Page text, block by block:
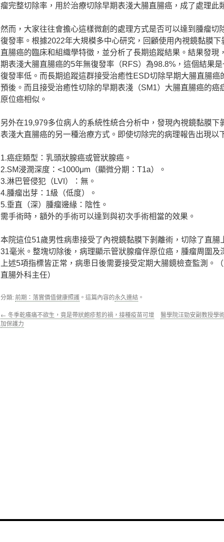
瘤完整切除率，用於治療切除早期表淺大腸直腸癌，成了處理此
然而，大家往往會擔心這樣微創的處理方式是否可以達到腫瘤切
復發率。根據2022年大規模多中心研究，回顧使用內視鏡黏膜
直腸癌的臨床和組織學特徵，並分析了長期追蹤結果。結果發現
期表淺大腸直腸癌的5年無復發率（RFS）為98.8%，這個結果
復發率低。而長期追蹤這群接受治癒性ESD切除早期大腸直腸癌
預後。而且接受治癒性切除的早期表淺（SM1）大腸直腸癌的癌
原位癌相似。
另外在19,979多位病人的系統性統合分析中，發現內視鏡黏膜下
表淺大直腸癌的另一種治療方式。即使切除完的病理報告出現以
1.癌症類型：乳頭狀腺癌或管狀腺癌。
2.SM浸潤深度：<1000μm（顯微分期：T1a）。
3.淋巴管侵犯（LVI）：無。
4.腫瘤出芽：1級（低度）。
5.垂直（深）腫瘤邊緣：陰性。
需手術時，額外的手術可以達到與初次手術相當的效果。
本院這位51歲男性病患接受了內視鏡黏膜下剝離術，切除了直腸
31毫米。整塊切除後，病理顯示管狀腺瘤伴原位癌，腫瘤周圍及
上述5項指標皆正常，病患日後需要接受定期大腸鏡檢查監測。
直腸外科主任）
分類:前期：落實價值健康照護 。這篇內容的永久連結 。
← 冬季乾癢痛不欲生，竟是帶狀皰疹惹的禍，接種疫苗可增
加保護力
醫學院汪勁安副教授學